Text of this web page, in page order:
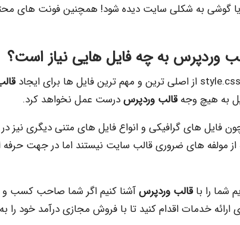
یا گوشی به شکلی سایت دیده شود! همچنین فونت های
وردپرس به چه فایل هایی نیاز است؟
به هیچ وجهقالب وردپرسدرست عمل نخواهد کرد.
فایل های گرافیکی و انواع فایل های متنی دیگری نیز
از مولفه های ضروری قالب سایت نیستند اما در جهت
شما را باقالب وردپرسآشنا کنیم اگر شما صاحب کسب و
خدمات اقدام کنید تا با فروش مجازی درآمد خود را به